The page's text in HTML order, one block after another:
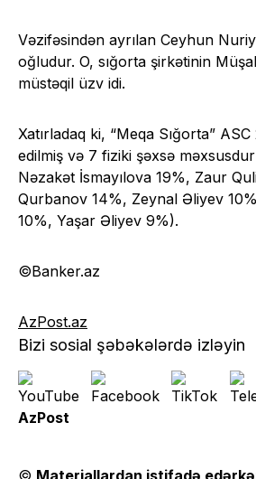
Vəzifəsindən ayrılan Ceyhun
oğludur. O, sığorta şirkətinin
müstəqil üzv idi.
Xatırladaq ki, “Meqa Sığorta”
edilmiş və 7 fiziki şəxsə
Nəzakət İsmayılova 19%, Zaur
Qurbanov 14%, Zeynal Əliyev
10%, Yaşar Əliyev 9%).
©Banker.az
AzPost.az
Bizi sosial şəbəkələrdə izləyin
AzPost